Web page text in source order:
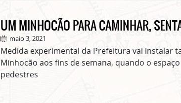
UM MINHOCÃO PARA CAMINHAR,
maio 3, 2021
Medida experimental da Prefeitura vai instalar
Minhocão aos fins de semana, quando o
pedestres